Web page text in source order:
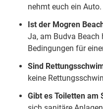
nehmt euch ein Auto.
Ist der Mogren
Ja, am Budva Beach
Bedingungen für
Sind
keine
Gibt es Toiletten am